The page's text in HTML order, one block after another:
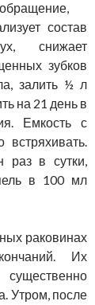
состав
снижает
зубков
залить ½ л
на 21 день в
Емкость с
встряхивать.
раз в сутки,
в 100 мл
раковинах
Их
Утром, после